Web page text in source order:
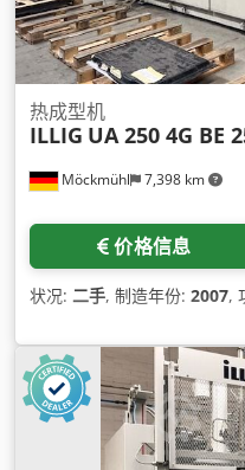
Möckmühl 7,398 km
热成型机
ILLIG UA 250 4G BE
价格信息
状况: 二手, 制造年份: 2007,